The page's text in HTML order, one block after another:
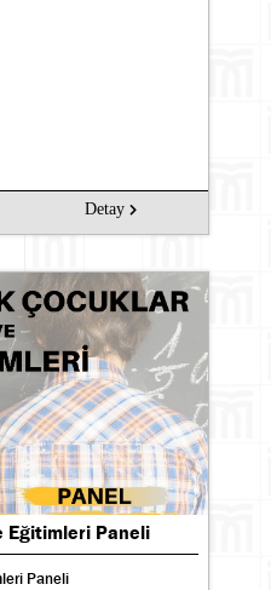
Detay
Eğitimleri Paneli
Paneli